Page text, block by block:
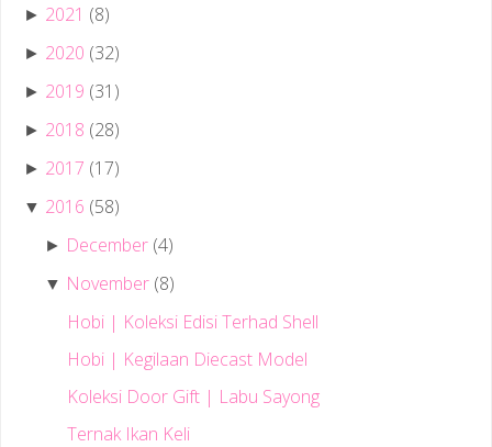
► 2021 (8)
► 2020 (32)
► 2019 (31)
► 2018 (28)
► 2017 (17)
▼ 2016 (58)
► December (4)
▼ November (8)
Hobi | Koleksi Edisi Terhad Shell
Hobi | Kegilaan Diecast Model
Koleksi Door Gift | Labu Sayong
Ternak Ikan Keli